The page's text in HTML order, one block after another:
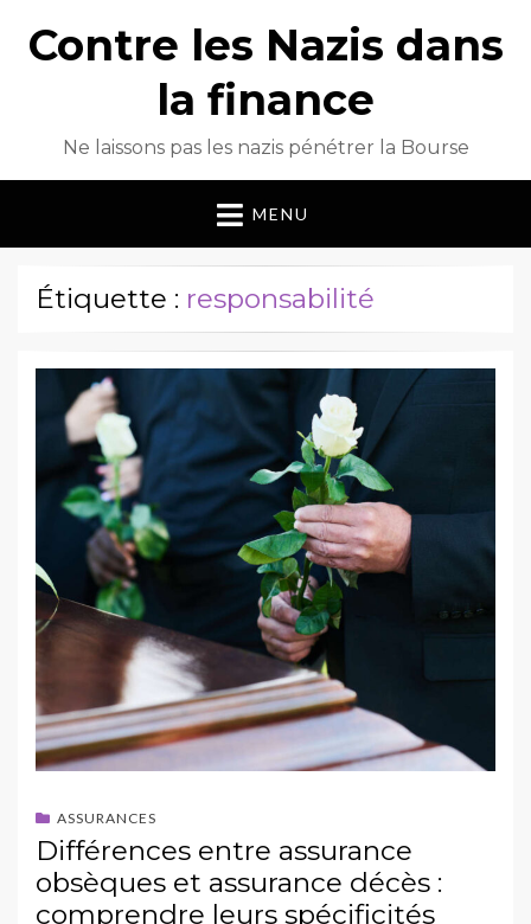
Contre les Nazis dans
la finance
Ne laissons pas les nazis pénétrer la Bourse
MENU
Étiquette : responsabilité
ASSURANCES
Différences entre assurance
obsèques et assurance décès :
comprendre leurs spécificités